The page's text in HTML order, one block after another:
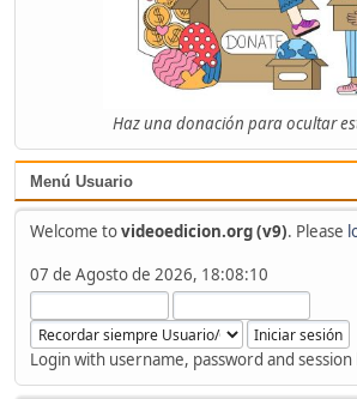
Haz una donación para ocultar
Menú Usuario
Welcome tovideoedicion.org (v9). Please
07 de Agosto de 2026, 18:08:10
Login with username, password and